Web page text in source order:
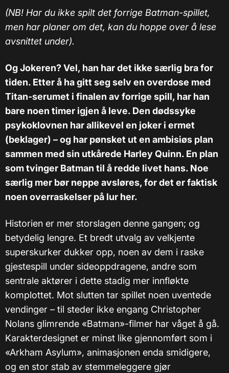
(NB! Har du ikke spilt det forrige Batman-spillet,
men har planer om det, kan du hoppe over å lese
avsnittet under).
Og Jokeren? Vel, han har det ikke særlig bra for
tiden. Etter å ha gitt seg selv en overdose med
Titan-serumet i finalen av forrige spill, har han
bare noen timer igjen å leve. Den dødssyke
psykoklovnen har allikevel en joker i ermet
(beklager) – og har pønsket ut en ambisiøs plan
sammen med sin utkårede Harley Quinn. En plan
som tvinger Batman til å redde livet hans. Noe
særlig mer bør neppe avsløres, for det er faktisk
noen overraskelser på lur her.
Historien er mer storslagen denne gangen; og
betydelig lengre. Et bredt utvalg av velkjente
superskurker dukker opp, noen av dem i raske
gjestespill under sideoppdragene, andre som
sentrale aktører i dette stadig mer innfløkte
komplottet. Mot slutten tar spillet noen uventede
vendinger – til steder ikke engang Christopher
Nolans glimrende «Batman»-filmer har våget å gå.
Karakterdesignet er minst like gjennomført som i
«Arkham Asylum», animasjonen enda smidigere,
og en stor stab av stemmeleggere gjør